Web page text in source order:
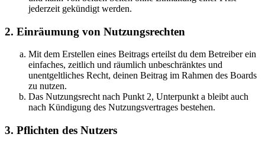
jederzeit gekündigt werden.
2. Einräumung von Nutzungsrechten
Mit dem Erstellen eines Beitrags erteilst du dem Betreiber ein
einfaches, zeitlich und räumlich unbeschränktes und
unentgeltliches Recht, deinen Beitrag im Rahmen des Boards
zu nutzen.
Das Nutzungsrecht nach Punkt 2, Unterpunkt a bleibt auch
nach Kündigung des Nutzungsvertrages bestehen.
3. Pflichten des Nutzers